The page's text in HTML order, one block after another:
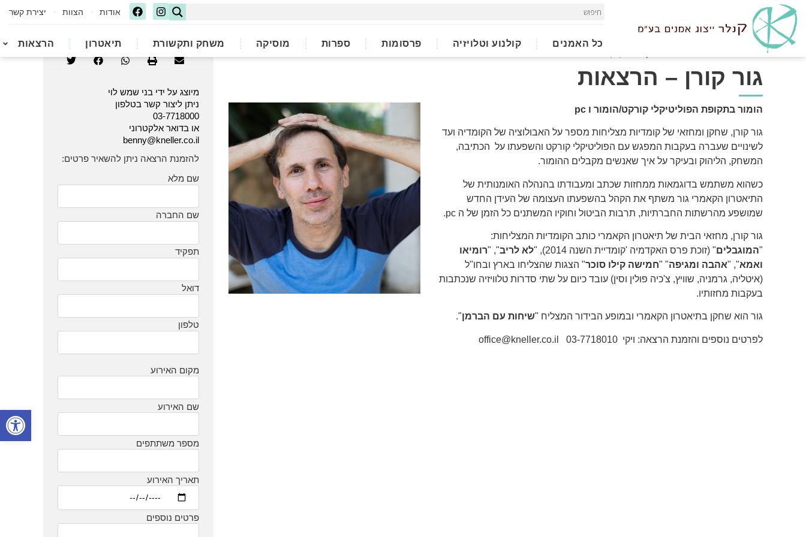
פתח
אודות הצוות יצירת קשר
כל האמנים קולנוע וטלויזיה פרסומות ספרות מוסיקה משחק ותקשורת תיאטרון הרצאות
גור קורן – הרצאות
הומור בתקופת הפוליטיקלי קורקט/הומור ו pc
גור קורן, שחקן ומחזאי של קומדיות מצליחות מספר על האבולוציה של הקומדיה ועד
לשינויים שעברה בעקבות המפגש עם הפוליטיקלי קורקט והשפעתו על הכתיבה,
המשחק, הליהוק ובעיקר על איך שאנשים מקבלים ההומור.
כשהוא משתמש בדוגמאות ממחזות שכתב ומעבודתו בהנהלה האומנותית של
התיאטרון הקאמרי גור משתף את הקהל בהשפעתו העצומה של העידן החדש
שמושפע מהרשתות החברתיות, תרבות הביטול וחוקיו המשתנים כל הזמן של ה pc.
גור קורן, מחזאי הבית של תיאטרון הקאמרי כותב הקומדיות המצליחות:
"המוגבלים" (זוכת פרס האקדמיה 'קומדיית השנה 2014), " לא לריב", "רומיאו
ואמא", "אהבה ומגיפה" "חמישה קילו סוכר" הצגות שהצליחו בארץ ובחו"ל
(איטליה, גרמניה, שוויץ, צ'כיה פולין וסין) עובד כיום על שתי סדרות טלוויזיה שנכתבות
בעקבות מחזותיו.
גור הוא שחקן בתיאטרון הקאמרי ובמופע הבידור המצליח "שיחות עם הברמן".
לפרטים נוספים והזמנת הרצאה: ויקי 03-7718010 office@kneller.co.il
מיוצג על ידי בני שמש לוי
ניתן ליצור קשר בטלפון
03-7718000
או בדואר אלקטרוני
benny@kneller.co.il
להזמנת הרצאה ניתן להשאיר פרטים:
שם מלא
שם החברה
תפקיד
דואל
טלפון
מקום האירוע
שם האירוע
מספר משתתפים
תאריך האירוע
פרטים נוספים